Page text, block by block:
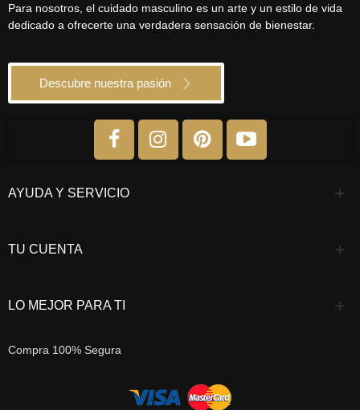
Para nosotros, el cuidado masculino es un arte y un estilo de vida
dedicado a ofrecerte una verdadera sensación de bienestar.
Descubre nuestra pasión
AYUDA Y SERVICIO
TU CUENTA
LO MEJOR PARA TI
Compra 100% Segura